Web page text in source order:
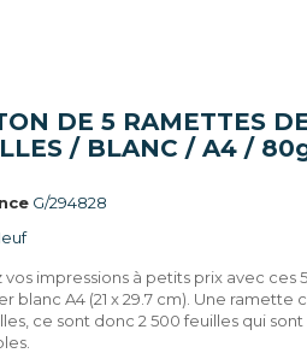
DE 5 RAMETTES
/ BLANC / A4 /
G/294828
vos impressions à petits prix avec ces
blanc A4 (21 x 29.7 cm). Une ramette
ce sont donc 2 500 feuilles qui sont